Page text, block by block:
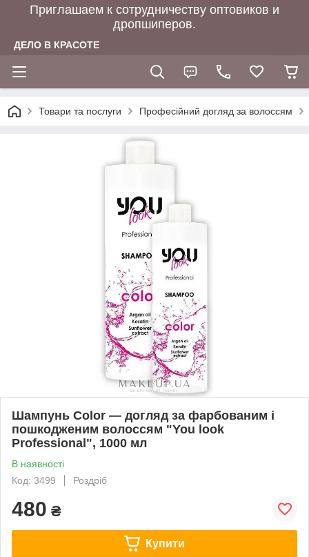
Приглашаем к сотрудничеству оптовиков и
дропшиперов.
ДЕЛО В КРАСОТЕ
Товари та послуги Професійний догляд за волоссям
Шампунь Color — догляд за фарбованим і
пошкодженим волоссям "You look
Professional", 1000 мл
В наявності
Код: 3499
Роздріб
480 ₴
Купити